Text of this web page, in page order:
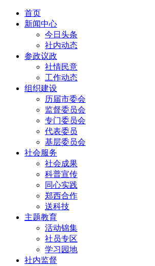
首页
新闻中心
今日头条
社内动态
参政议政
社情民意
工作动态
组织建设
历届市委会
监督委员会
专门委员会
代表委员
基层委员会
社会服务
社会成果
科普宣传
同心实践
郑西合作
送科技
主题教育
活动锦集
社员专区
学习园地
社内监督